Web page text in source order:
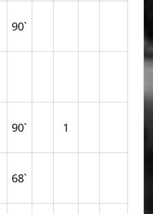
90`
90` 1
68`